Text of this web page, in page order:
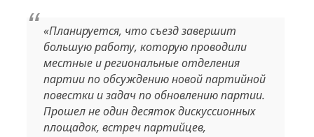
«Планируется, что съезд завершит
большую работу, которую проводили
местные и региональные отделения
партии по обсуждению новой партийной
повестки и задач по обновлению партии.
Прошел не один десяток дискуссионных
площадок, встреч партийцев,